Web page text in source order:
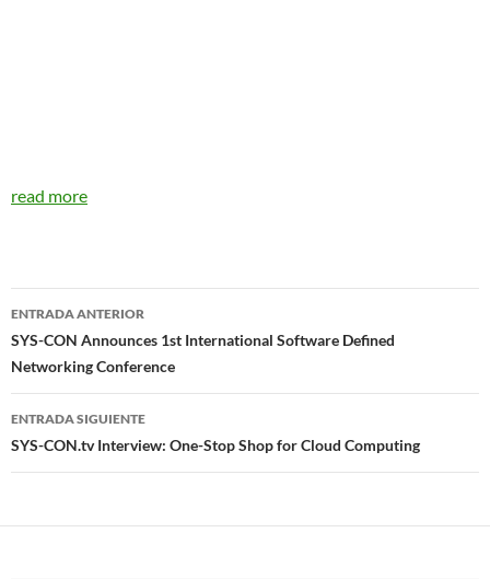
read more
Navegador
de
entradas
ENTRADA ANTERIOR
SYS-CON Announces 1st International Software Defined
Networking Conference
ENTRADA SIGUIENTE
SYS-CON.tv Interview: One-Stop Shop for Cloud Computing